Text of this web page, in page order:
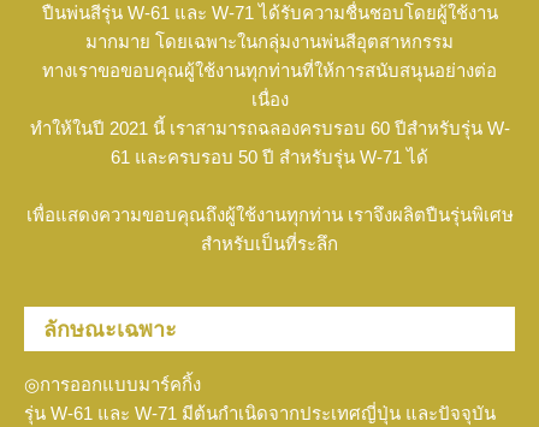
ปืนพ่นสีรุ่น W-61 และ W-71 ได้รับความชื่นชอบโดยผู้ใช้งาน
มากมาย โดยเฉพาะในกลุ่มงานพ่นสีอุตสาหกรรม
ทางเราขอขอบคุณผู้ใช้งานทุกท่านที่ให้การสนับสนุนอย่างต่อ
เนื่อง
ทำให้ในปี 2021 นี้ เราสามารถฉลองครบรอบ 60 ปีสำหรับรุ่น W-
61 และครบรอบ 50 ปี สำหรับรุ่น W-71 ได้
เพื่อแสดงความขอบคุณถึงผู้ใช้งานทุกท่าน เราจึงผลิตปืนรุ่นพิเศษ
สำหรับเป็นที่ระลึก
ลักษณะเฉพาะ
◎การออกแบบมาร์คกิ้ง
รุ่น W-61 และ W-71 มีต้นกำเนิดจากประเทศญี่ปุ่น และปัจจุบัน